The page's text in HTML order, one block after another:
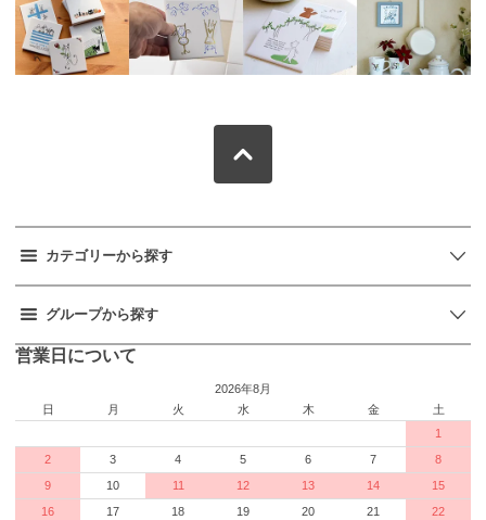
カテゴリーから探す
グループから探す
営業日について
2026年8月
日
月 火 水 木 金
土
1
2
3 4 5 6 7
8
9
10 11 12 13 14
15
16
17 18 19 20 21
22